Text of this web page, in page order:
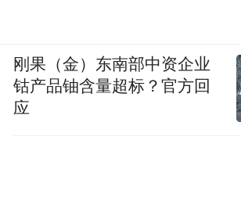
刚果（金）东南部中资企业
钴产品铀含量超标？官方回
应